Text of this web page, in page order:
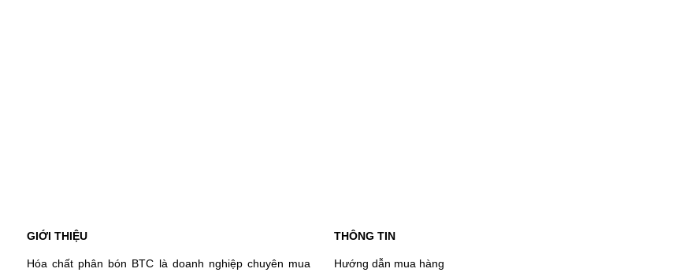
GIỚI THIỆU
Hóa chất phân bón BTC là doanh nghiệp chuyên mua
THÔNG TIN
Hướng dẫn mua hàng